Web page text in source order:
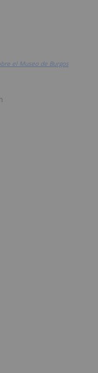
el Museo de Burgos